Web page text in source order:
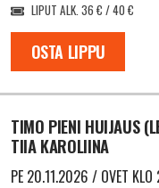
LIPUT ALK. 36 € / 40 €
OSTA LIPPU
TIMO PIENI HUIJAUS
TIIA KAROLIINA
PE 20.11.2026 / OVET